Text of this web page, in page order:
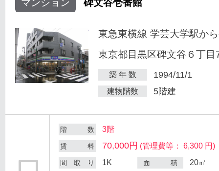
マンション 碑文谷壱番館
東急東横線 学芸大学駅か
東京都目黒区碑文谷６丁目
築 年 数 1994/11/1
建物階数 5階建
階 数 3階
賃 料 70,000円 (管理費等： 6,300 円)
間 取 り 1K 面 積 20㎡